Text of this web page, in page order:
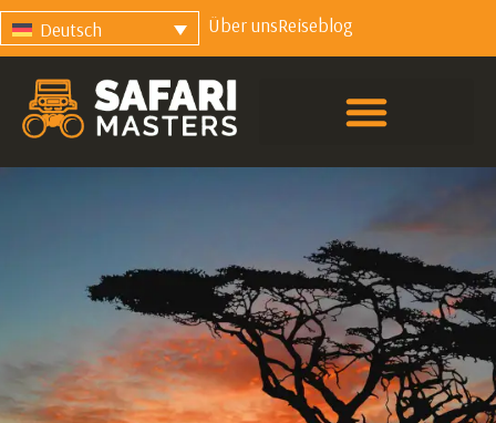
Deutsch Über unsReiseblog